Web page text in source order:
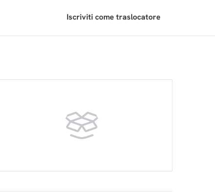
Iscriviti come traslocatore